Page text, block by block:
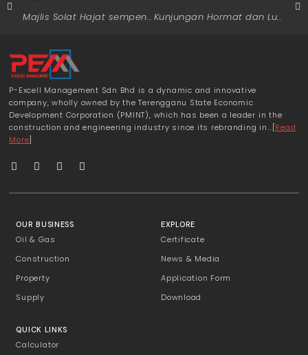
Majlis Solat Hajat sempena pembukaan pejabat baru PEMSB Kunjungan Hormat dan Luncheon Pengurusan TNB Terengganu bersama Pengerusi REHDA Terengganu
P-Excell Management Sdn Bhd is a dynamic and innovative
company, wholly owned by the Terengganu State Economic
Development Corporation (PMINT), which has been a leader in the
construction and engineering industry since its rebranding in…[Read
More]
OUR BUSINESS
Oil & Gas
Construction
Property
Supply
EXPLORE
Certificate
News & Media
Application Form
Download
QUICK LINKS
Calculator